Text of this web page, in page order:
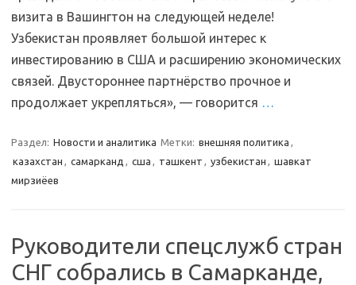
визита в Вашингтон на следующей неделе!
Узбекистан проявляет большой интерес к
инвестированию в США и расширению экономических
связей. Двустороннее партнёрство прочное и
продолжает укрепляться», — говорится …
Раздел: Новости и аналитика Метки: внешняя политика ,
казахстан , самарканд , сша , ташкент , узбекистан , шавкат
мирзиёев
Руководители спецслужб стран
СНГ собрались в Самарканде,